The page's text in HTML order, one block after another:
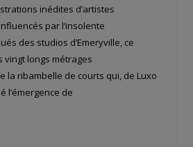
inédites d’artistes
par l’insolente
des studios d’Emeryville, ce
vingt longs métrages
la ribambelle de courts qui, de Luxo
l’émergence de